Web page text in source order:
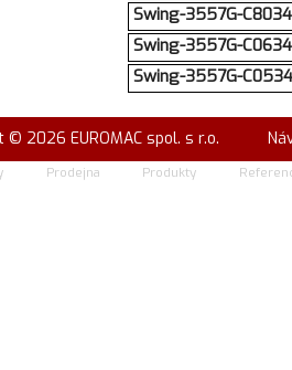
Swing-3557G-
Swing-3557G-
Swing-3557G-
2026 EUROMAC spol. s r.o.
Prodejna Produkty